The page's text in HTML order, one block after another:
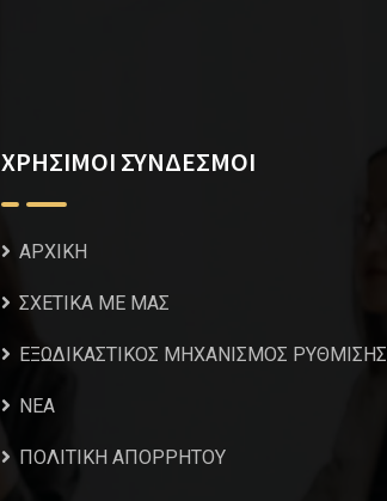
ΧΡΗΣΙΜΟΙ ΣΥΝΔΕΣΜΟΙ
ΑΡΧΙΚΗ
ΣΧΕΤΙΚΑ ΜΕ ΜΑΣ
ΕΞΩΔΙΚΑΣΤΙΚΟΣ ΜΗΧΑΝΙΣΜΟΣ ΡΥΘΜΙΣΗΣ
NEA
ΠΟΛΙΤΙΚΗ ΑΠΟΡΡΗΤΟΥ